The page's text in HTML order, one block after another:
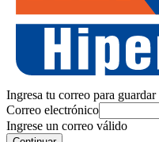
Ingresa tu correo para
Correo electrónico
Ingrese un correo válido